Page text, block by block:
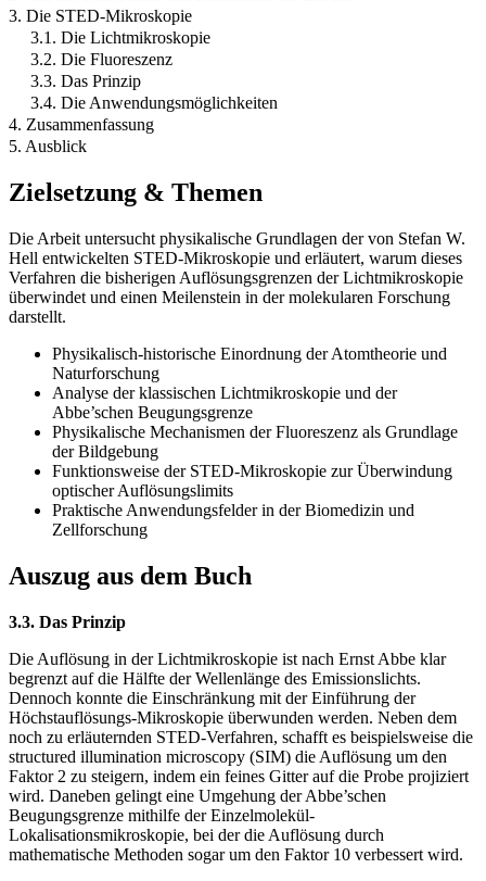
3. Die STED-Mikroskopie
3.1. Die Lichtmikroskopie
3.2. Die Fluoreszenz
3.3. Das Prinzip
3.4. Die Anwendungsmöglichkeiten
4. Zusammenfassung
5. Ausblick
Zielsetzung & Themen
Die Arbeit untersucht physikalische Grundlagen der von Stefan W.
Hell entwickelten STED-Mikroskopie und erläutert, warum dieses
Verfahren die bisherigen Auflösungsgrenzen der Lichtmikroskopie
überwindet und einen Meilenstein in der molekularen Forschung
darstellt.
Physikalisch-historische Einordnung der Atomtheorie und
Naturforschung
Analyse der klassischen Lichtmikroskopie und der
Abbe’schen Beugungsgrenze
Physikalische Mechanismen der Fluoreszenz als Grundlage
der Bildgebung
Funktionsweise der STED-Mikroskopie zur Überwindung
optischer Auflösungslimits
Praktische Anwendungsfelder in der Biomedizin und
Zellforschung
Auszug aus dem Buch
3.3. Das Prinzip
Die Auflösung in der Lichtmikroskopie ist nach Ernst Abbe klar
begrenzt auf die Hälfte der Wellenlänge des Emissionslichts.
Dennoch konnte die Einschränkung mit der Einführung der
Höchstauflösungs-Mikroskopie überwunden werden. Neben dem
noch zu erläuternden STED-Verfahren, schafft es beispielsweise die
structured illumination microscopy (SIM) die Auflösung um den
Faktor 2 zu steigern, indem ein feines Gitter auf die Probe projiziert
wird. Daneben gelingt eine Umgehung der Abbe’schen
Beugungsgrenze mithilfe der Einzelmolekül-
Lokalisationsmikroskopie, bei der die Auflösung durch
mathematische Methoden sogar um den Faktor 10 verbessert wird.